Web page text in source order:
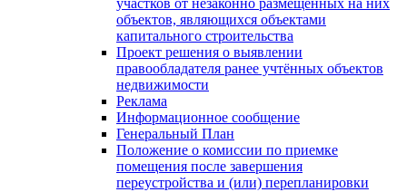
участков от незаконно размещённых на них
объектов, являющихся объектами
капитального строительства
Проект решения о выявлении
правообладателя ранее учтённых объектов
недвижимости
Реклама
Информационное сообщение
Генеральный План
Положение о комиссии по приемке
помещения после завершения
переустройства и (или) перепланировки